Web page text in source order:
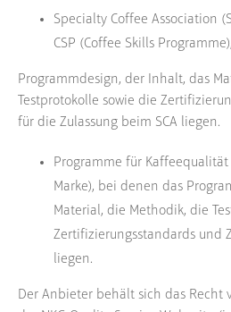
Specialty Coffee Association
CSP (Coffee Skills
Programmdesign, der Inhalt, das
Testprotokolle sowie die
für die Zulassung beim SCA liegen.
Programme für Kaffeequalität
Marke), bei denen das
Material, die Methodik, die
Zertifizierungsstandards und
liegen.
Der Anbieter behält sich das Recht